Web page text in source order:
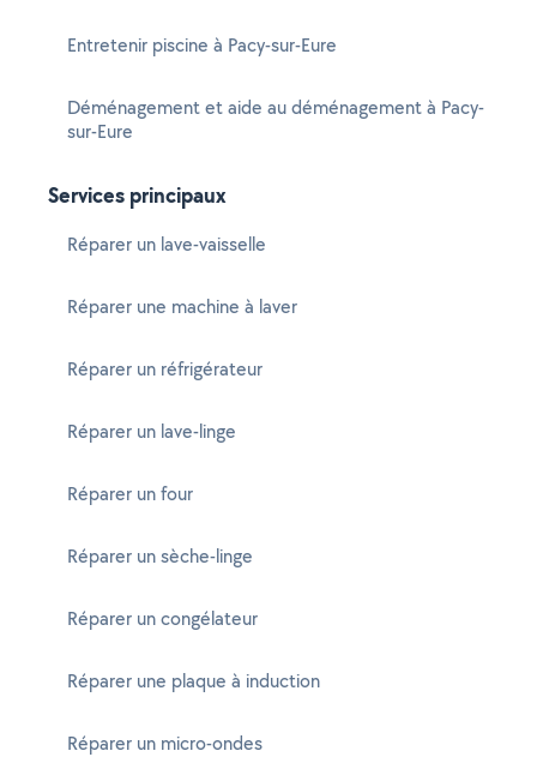
Entretenir piscine à Pacy-sur-Eure
Déménagement et aide au déménagement à Pacy-
sur-Eure
Services principaux
Réparer un lave-vaisselle
Réparer une machine à laver
Réparer un réfrigérateur
Réparer un lave-linge
Réparer un four
Réparer un sèche-linge
Réparer un congélateur
Réparer une plaque à induction
Réparer un micro-ondes